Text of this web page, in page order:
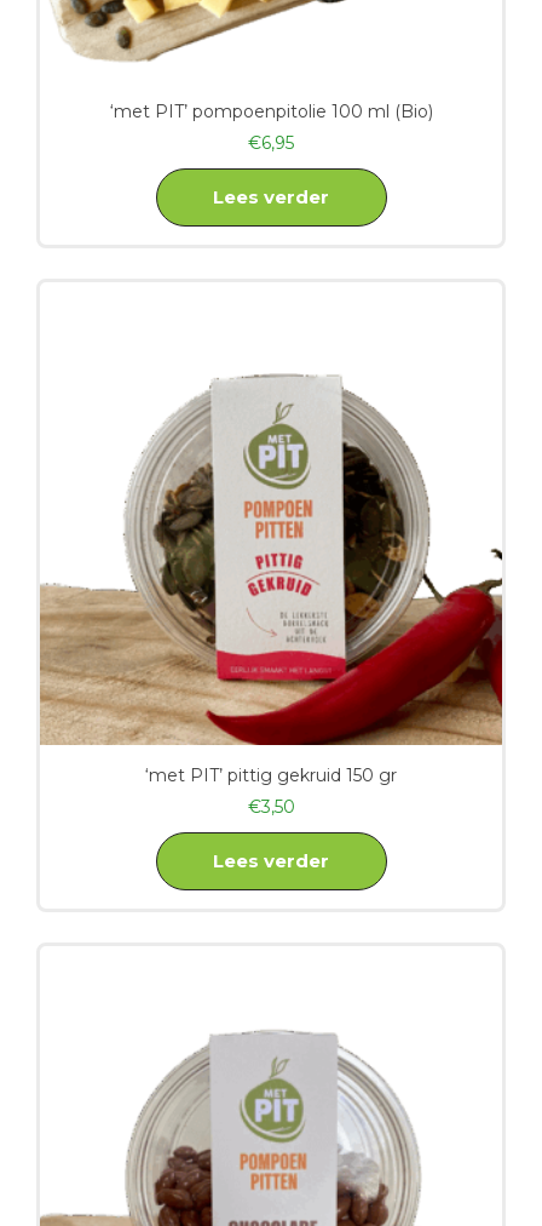
‘met PIT’ pompoenpitolie 100 ml (Bio)
€6,95
Lees verder
‘met PIT’ pittig gekruid 150 gr
€3,50
Lees verder